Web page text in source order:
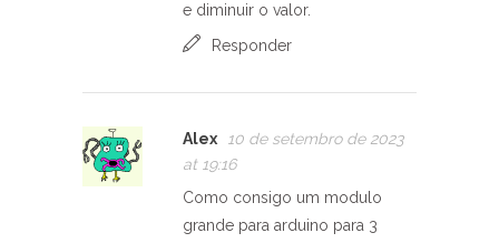
e diminuir o valor.
Responder
Alex
10 de setembro de 2023
at 19:16
Como consigo um modulo
grande para arduino para 3